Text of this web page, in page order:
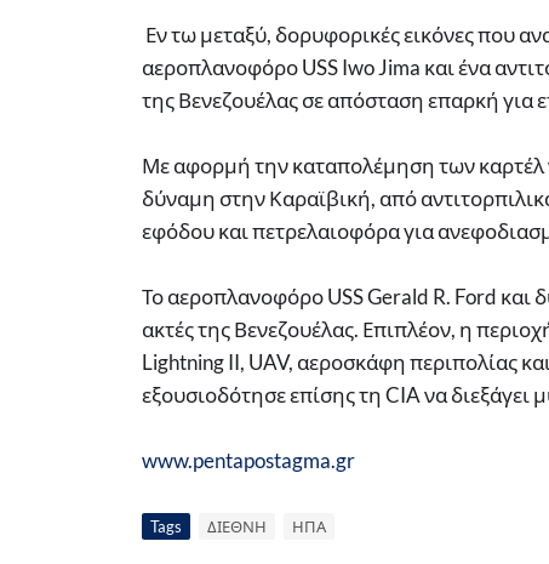
Εν τω μεταξύ, δορυφορικές εικόνες που
αεροπλανοφόρο USS Iwo Jima και ένα
της Βενεζουέλας σε απόσταση επαρκή για
Με αφορμή την καταπολέμηση των καρτέλ
δύναμη στην Καραϊβική, από
εφόδου και πετρελαιοφόρα για
Το αεροπλανοφόρο USS Gerald R. Ford και
ακτές της Βενεζουέλας. Επιπλέον, η
Lightning II, UAV, αεροσκάφη περιπολίας
εξουσιοδότησε επίσης τη CIA να διεξάγει
www.pentapostagma.gr
Tags ΔΙΕΘΝΗ ΗΠΑ